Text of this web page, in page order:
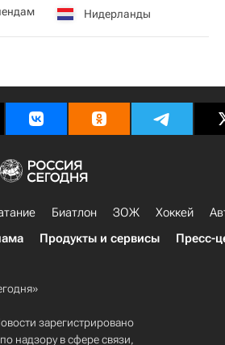
Нидерланды
Биатлон ЗОЖ Хоккей
Продукты и сервисы Пресс-
зарегистрировано
надзору в сфере связи,